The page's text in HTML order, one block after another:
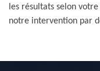
les résultats selon
notre intervention par